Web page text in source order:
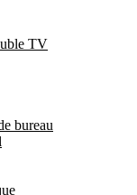
TV
bureau